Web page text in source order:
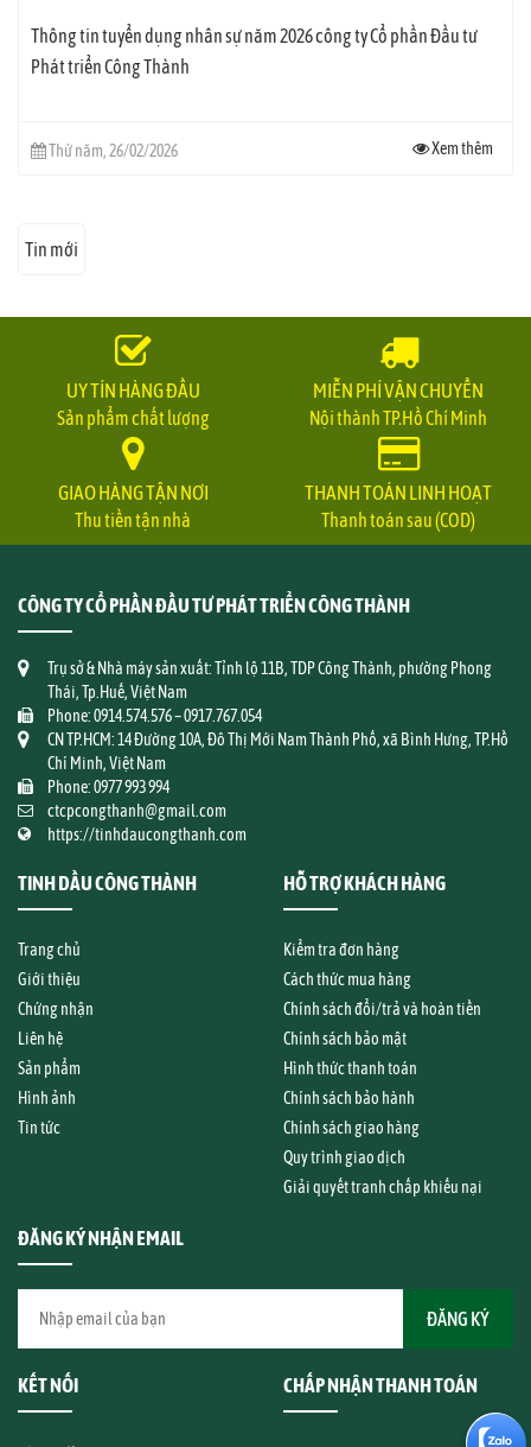
Thông tin tuyển dụng nhân sự năm 2026 công ty Cổ phần Đầu tư
Phát triển Công Thành
Thứ năm, 26/02/2026 Xem thêm
Tin mới
UY TÍN HÀNG ĐẦU
Sản phẩm chất lượng
MIỄN PHÍ VẬN CHUYỂN
Nội thành TP.Hồ Chí Minh
GIAO HÀNG TẬN NƠI
Thu tiền tận nhà
THANH TOÁN LINH HOẠT
Thanh toán sau (COD)
CÔNG TY CỔ PHẦN ĐẦU TƯ PHÁT TRIỂN CÔNG THÀNH
Trụ sở & Nhà máy sản xuất: Tỉnh lộ 11B, TDP Công Thành, phường Phong
Thái, Tp.Huế, Việt Nam
Phone: 0914.574.576 – 0917.767.054
CN TP.HCM: 14 Đường 10A, Đô Thị Mới Nam Thành Phố, xã Bình Hưng, TP.Hồ
Chí Minh, Việt Nam
Phone: 0977 993 994
ctcpcongthanh@gmail.com
https://tinhdaucongthanh.com
TINH DẦU CÔNG THÀNH
Trang chủ
Giới thiệu
Chứng nhận
Liên hệ
Sản phẩm
Hình ảnh
Tin tức
HỖ TRỢ KHÁCH HÀNG
Kiểm tra đơn hàng
Cách thức mua hàng
Chính sách đổi/trả và hoàn tiền
Chính sách bảo mật
Hình thức thanh toán
Chính sách bảo hành
Chính sách giao hàng
Quy trình giao dịch
Giải quyết tranh chấp khiếu nại
ĐĂNG KÝ NHẬN EMAIL
KẾT NỐI CHẤP NHẬN THANH TOÁN